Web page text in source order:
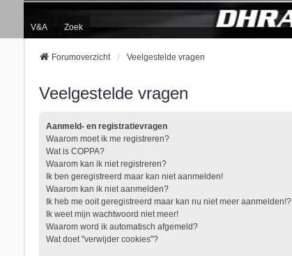
V&A Zoek
Forumoverzicht Veelgestelde vragen
Veelgestelde vragen
Aanmeld- en registratievragen
Waarom moet ik me registreren?
Wat is COPPA?
Waarom kan ik niet registreren?
Ik ben geregistreerd maar kan niet aanmelden!
Waarom kan ik niet aanmelden?
Ik heb me ooit geregistreerd maar kan nu niet meer aanmelden!?
Ik weet mijn wachtwoord niet meer!
Waarom word ik automatisch afgemeld?
Wat doet "verwijder cookies"?